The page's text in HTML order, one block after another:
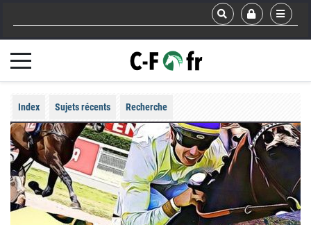
Index Sujets récents Recherche